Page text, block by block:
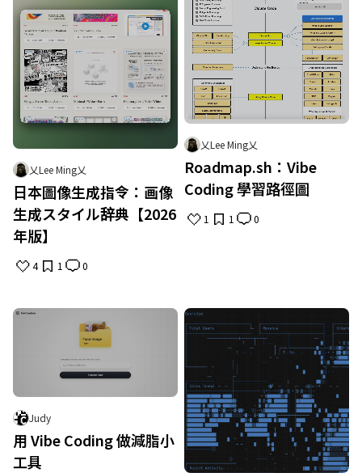
乂Lee Ming乂
日本圖像生成指令：画像
生成スタイル辞典【2026
年版】
4 1 0
乂Lee Ming乂
Roadmap.sh：Vibe
Coding 學習路徑圖
1 1 0
Judy
用 Vibe Coding 做減脂小
工具